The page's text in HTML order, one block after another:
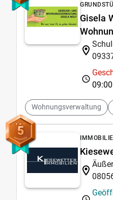
Gisela
Wohnungsverwaltung
5